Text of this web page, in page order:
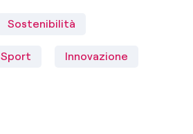
Sostenibilità
Sport Innovazione